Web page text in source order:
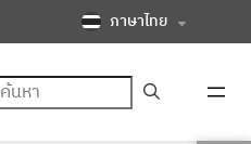
ภาษาไทย